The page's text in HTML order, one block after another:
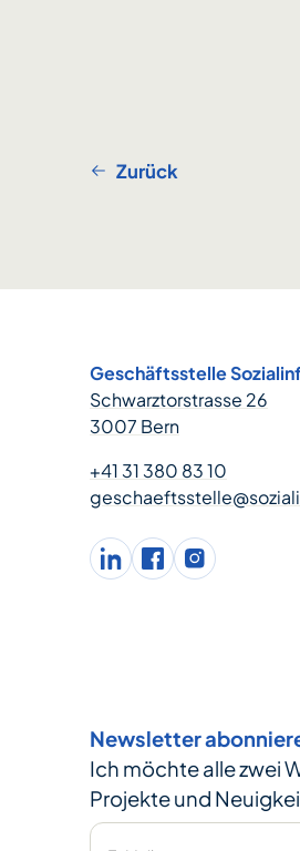
Zurück
Geschäftsstelle
Schwarztorstrasse 26
3007 Bern
+41 31 380 83 10
LinkedInfacebookInstagram
Newsletter
Ich möchte alle zwei
Projekte und